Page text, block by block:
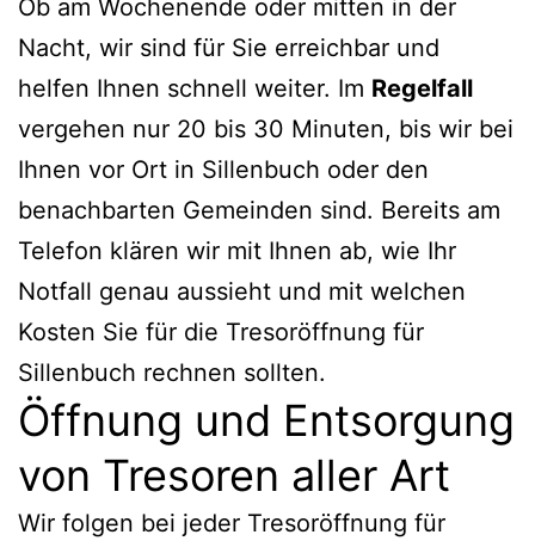
Ob am Wochenende oder mitten in der
Nacht, wir sind für Sie erreichbar und
helfen Ihnen schnell weiter. Im Regelfall
vergehen nur 20 bis 30 Minuten, bis wir bei
Ihnen vor Ort in Sillenbuch oder den
benachbarten Gemeinden sind. Bereits am
Telefon klären wir mit Ihnen ab, wie Ihr
Notfall genau aussieht und mit welchen
Kosten Sie für die Tresoröffnung für
Sillenbuch rechnen sollten.
Öffnung und Entsorgung
von Tresoren aller Art
Wir folgen bei jeder Tresoröffnung für